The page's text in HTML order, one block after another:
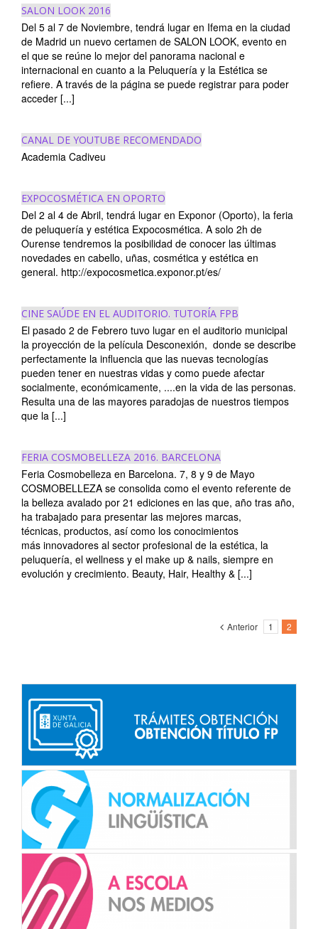
SALON LOOK 2016
Del 5 al 7 de Noviembre, tendrá lugar en Ifema en la ciudad
de Madrid un nuevo certamen de SALON LOOK, evento en
el que se reúne lo mejor del panorama nacional e
internacional en cuanto a la Peluquería y la Estética se
refiere. A través de la página se puede registrar para poder
acceder [...]
CANAL DE YOUTUBE RECOMENDADO
Academia Cadiveu
EXPOCOSMÉTICA EN OPORTO
Del 2 al 4 de Abril, tendrá lugar en Exponor (Oporto), la feria
de peluquería y estética Expocosmética. A solo 2h de
Ourense tendremos la posibilidad de conocer las últimas
novedades en cabello, uñas, cosmética y estética en
general. http://expocosmetica.exponor.pt/es/
CINE SAÚDE EN EL AUDITORIO. TUTORÍA FPB
El pasado 2 de Febrero tuvo lugar en el auditorio municipal
la proyección de la película Desconexión, donde se describe
perfectamente la influencia que las nuevas tecnologías
pueden tener en nuestras vidas y como puede afectar
socialmente, económicamente, ....en la vida de las personas.
Resulta una de las mayores paradojas de nuestros tiempos
que la [...]
FERIA COSMOBELLEZA 2016. BARCELONA
Feria Cosmobelleza en Barcelona. 7, 8 y 9 de Mayo
COSMOBELLEZA se consolida como el evento referente de
la belleza avalado por 21 ediciones en las que, año tras año,
ha trabajado para presentar las mejores marcas,
técnicas, productos, así como los conocimientos
más innovadores al sector profesional de la estética, la
peluquería, el wellness y el make up & nails, siempre en
evolución y crecimiento. Beauty, Hair, Healthy & [...]
Anterior 1 2